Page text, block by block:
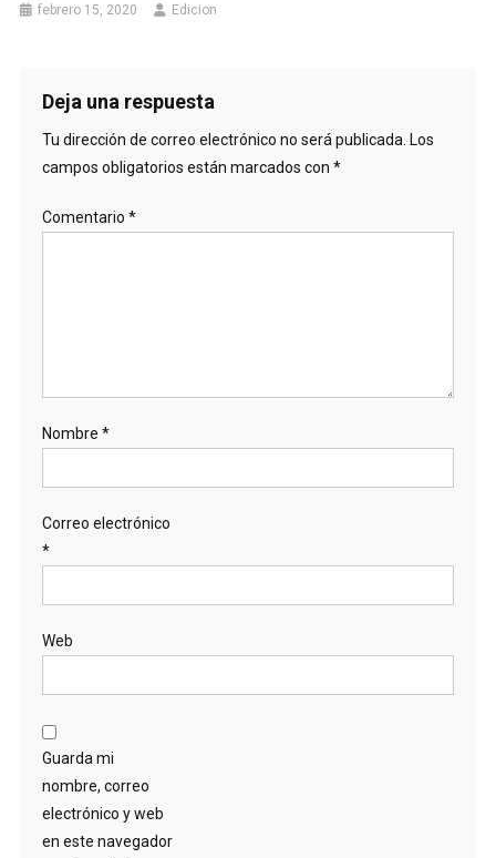
febrero 15, 2020 Edicion
Deja una respuesta
Tu dirección de correo electrónico no será publicada. Los
campos obligatorios están marcados con *
Comentario *
Nombre *
Correo electrónico
*
Web
Guarda mi
nombre, correo
electrónico y web
en este navegador